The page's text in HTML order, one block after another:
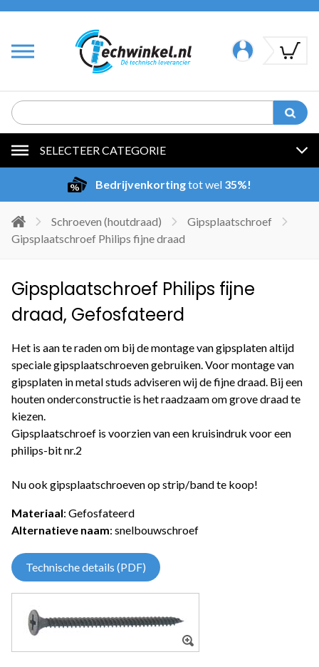
SELECTEER CATEGORIE
Bedrijvenkortingtot wel 35%!
Schroeven (houtdraad)
Gipsplaatschroef
Gipsplaatschroef Philips fijne draad
Gipsplaatschroef Philips fijne
draad, Gefosfateerd
Het is aan te raden om bij de montage van gipsplaten altijd
speciale gipsplaatschroeven gebruiken. Voor montage van
gipsplaten in metal studs adviseren wij de fijne draad. Bij een
houten onderconstructie is het raadzaam om grove draad te
kiezen.
Gipsplaatschroef is voorzien van een kruisindruk voor een
philips-bit nr.2
Nu ook gipsplaatschroeven op strip/band te koop!
Materiaal: Gefosfateerd
Alternatieve naam: snelbouwschroef
Technische details (PDF)